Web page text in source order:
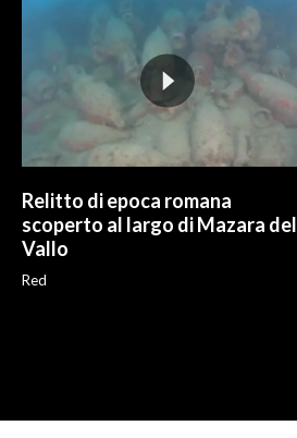
Relitto di epoca romana
scoperto al largo di Mazara del
Vallo
Red